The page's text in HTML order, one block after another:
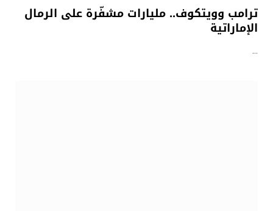
ترامب وويتكوف.. مليارات مشفّرة على الرمال
الإماراتية
…